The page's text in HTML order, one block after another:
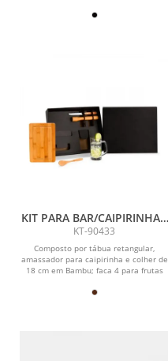
KIT PARA BAR/CAIPIRINHA -
5 PÇS
KT-90433
Composto por tábua retangular,
amassador para caipirinha e colher de
18 cm em Bambu; faca 4 para frutas